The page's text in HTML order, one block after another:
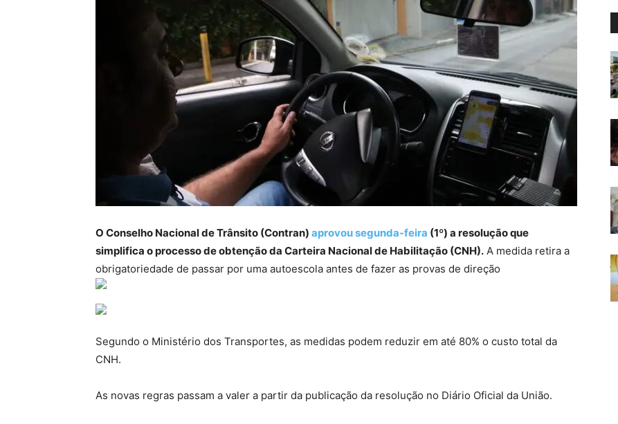
O Conselho Nacional de Trânsito (Contran) aprovou segunda-feira (1º) a resolução que
simplifica o processo de obtenção da Carteira Nacional de Habilitação (CNH). A medida retira a
obrigatoriedade de passar por uma autoescola antes de fazer as provas de direção
Segundo o Ministério dos Transportes, as medidas podem reduzir em até 80% o custo total da
CNH.
As novas regras passam a valer a partir da publicação da resolução no Diário Oficial da União.